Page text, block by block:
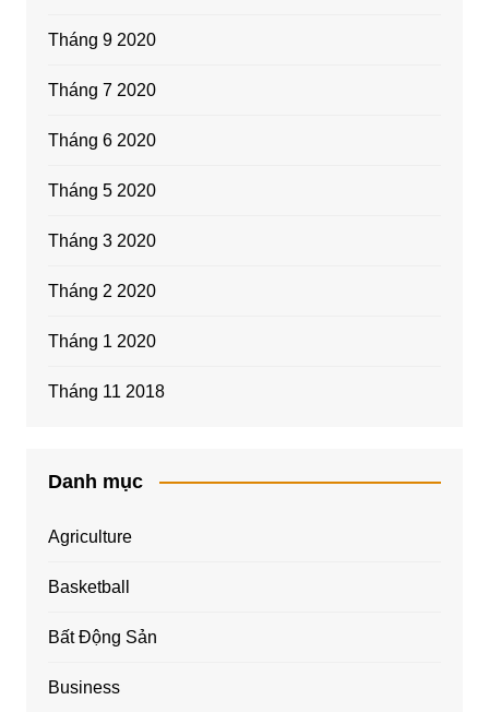
Tháng 9 2020
Tháng 7 2020
Tháng 6 2020
Tháng 5 2020
Tháng 3 2020
Tháng 2 2020
Tháng 1 2020
Tháng 11 2018
Danh mục
Agriculture
Basketball
Bất Động Sản
Business